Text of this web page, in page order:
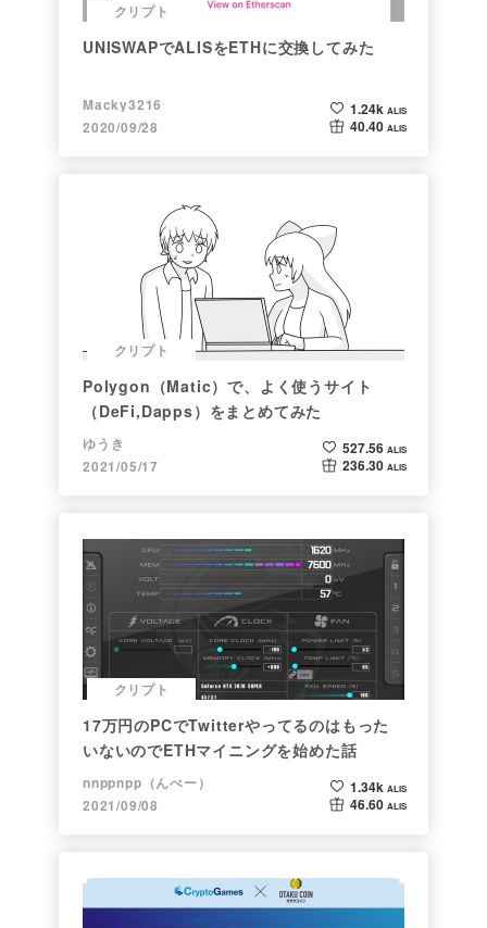
クリプト
UNISWAPでALISをETHに交換してみた
Macky3216
2020/09/28
1.24k ALIS
40.40 ALIS
クリプト
Polygon（Matic）で、よく使うサイト
（DeFi,Dapps）をまとめてみた
ゆうき
2021/05/17
527.56 ALIS
236.30 ALIS
クリプト
17万円のPCでTwitterやってるのはもった
いないのでETHマイニングを始めた話
nnppnpp（んぺー）
2021/09/08
1.34k ALIS
46.60 ALIS